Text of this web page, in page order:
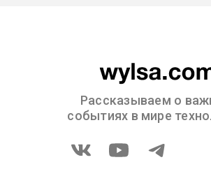
Рассказываем о
событиях в мире